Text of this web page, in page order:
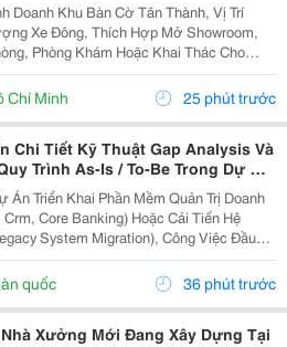
Doanh Khu Bàn Cờ Tân Thành, Vị Trí
Xe Đông, Thích Hợp Mở Showroom,
Phòng Khám Hoặc Khai Thác Cho
Tích: 68M&Sup2; Kết
Cấu: 4 Tầng + Sân Thượng 6 Phòng Ngủ Khép Kín...
Chí Minh 25 phút trước
Chi Tiết Kỹ Thuật Gap Analysis Và
Trình As-Is / To-Be Trong Dự Án
Số
Án Triển Khai Phần Mềm Quản Trị Doanh
Crm, Core Banking) Hoặc Cải Tiến Hệ
System Migration), Công Việc Đầu
Trọng Nhất Của It Ba Không Phải Là Nhảy
Ngay Tính Năng Mới. Thay Vào Đó,...
quốc 36 phút trước
Xưởng Mới Đang Xây Dựng Tại